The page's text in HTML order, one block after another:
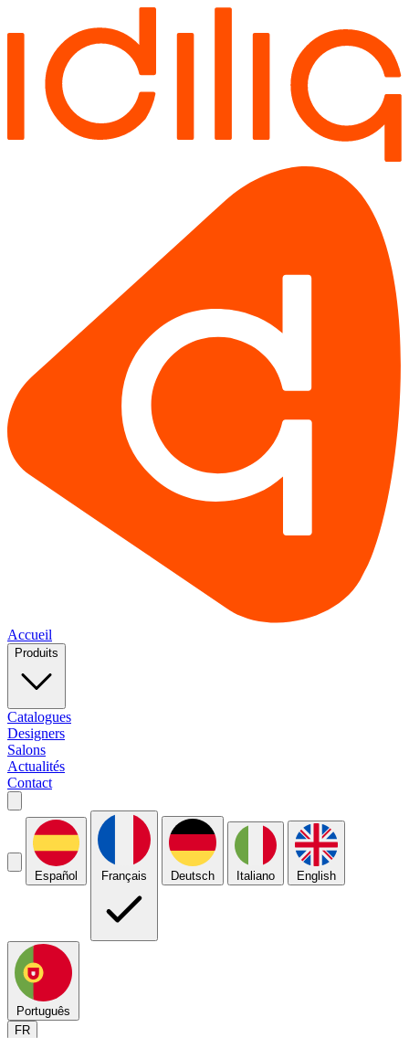
Accueil
Produits
Catalogues
Designers
Salons
Actualités
Contact
Español Français Deutsch Italiano English
Português
FR